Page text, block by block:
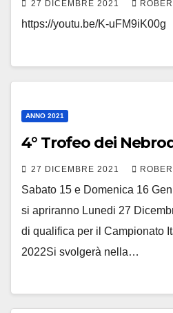
27 DICEMBRE 2021
https://youtu.be/K-uFM9iK00g
ANNO 2021
4° Trofeo dei
27 DICEMBRE 2021
Sabato 15 e Domenica 16
si apriranno Lunedi 27
di qualifica per il Campionato
2022Si svolgerà nella…